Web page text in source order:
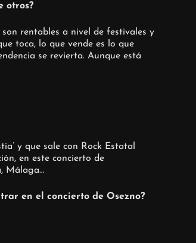
otros?
rentables a nivel de festivales y
toca, lo que vende es lo que
se revierta. Aunque está
y que sale con Rock Estatal
en este concierto de
Málaga…
en el concierto de Osezno?